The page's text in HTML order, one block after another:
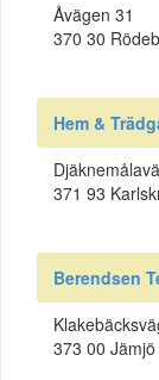
Åvägen 31
370 30
Hem &
371 93
Berendsen
373 00 Jämjö